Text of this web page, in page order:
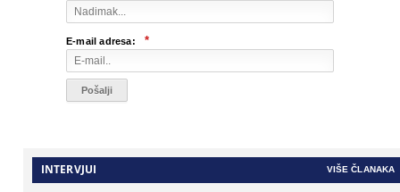
E-mail adresa: *
INTERVJUI VIŠE ČLANAKA